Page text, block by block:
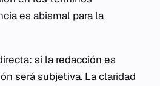
es abismal para la
si la redacción es
será subjetiva. La claridad